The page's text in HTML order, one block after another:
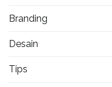
Branding
Desain
Tips